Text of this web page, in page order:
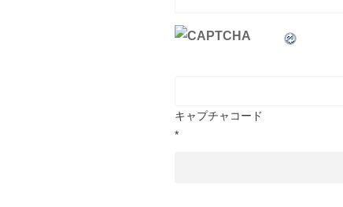
キャプチャコード
*